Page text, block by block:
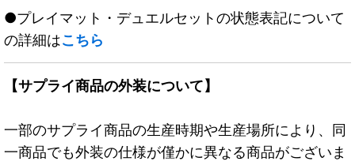
●プレイマット・デュエルセットの状態表記について
の詳細はこちら
【サプライ商品の外装について】
一部のサプライ商品の生産時期や生産場所により、同
一商品でも外装の仕様が僅かに異なる商品がございま